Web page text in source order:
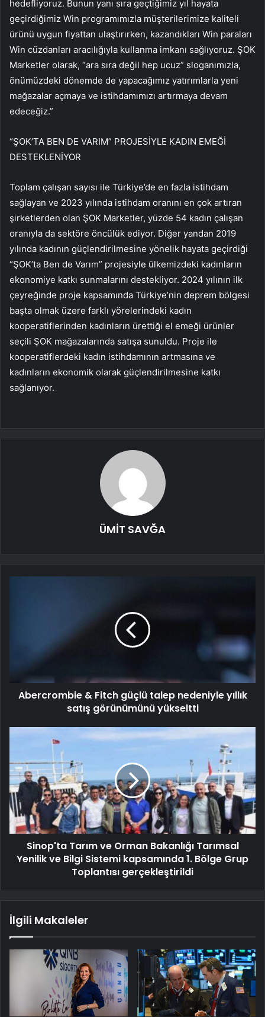
hedefliyoruz. Bunun yanı sıra geçtiğimiz yıl hayata
geçirdiğimiz Win programımızla müşterilerimize kaliteli
ürünü uygun fiyattan ulaştırırken, kazandıkları Win paraları
Win cüzdanları aracılığıyla kullanma imkanı sağlıyoruz. ŞOK
Marketler olarak, “ara sıra değil hep ucuz” sloganımızla,
önümüzdeki dönemde de yapacağımız yatırımlarla yeni
mağazalar açmaya ve istihdamımızı artırmaya devam
edeceğiz.”
“ŞOK’TA BEN DE VARIM” PROJESİYLE KADIN EMEĞİ
DESTEKLENİYOR
Toplam çalışan sayısı ile Türkiye’de en fazla istihdam
sağlayan ve 2023 yılında istihdam oranını en çok artıran
şirketlerden olan ŞOK Marketler, yüzde 54 kadın çalışan
oranıyla da sektöre öncülük ediyor. Diğer yandan 2019
yılında kadının güçlendirilmesine yönelik hayata geçirdiği
“ŞOK’ta Ben de Varım” projesiyle ülkemizdeki kadınların
ekonomiye katkı sunmalarını destekliyor. 2024 yılının ilk
çeyreğinde proje kapsamında Türkiye’nin deprem bölgesi
başta olmak üzere farklı yörelerindeki kadın
kooperatiflerinden kadınların ürettiği el emeği ürünler
seçili ŞOK mağazalarında satışa sunuldu. Proje ile
kooperatiflerdeki kadın istihdamının artmasına ve
kadınların ekonomik olarak güçlendirilmesine katkı
sağlanıyor.
ÜMİT SAVĞA
Abercrombie & Fitch güçlü talep nedeniyle yıllık
satış görünümünü yükseltti
Sinop'ta Tarım ve Orman Bakanlığı Tarımsal
Yenilik ve Bilgi Sistemi kapsamında 1. Bölge Grup
Toplantısı gerçekleştirildi
İlgili Makaleler